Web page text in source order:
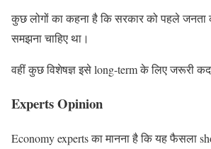
कुछ लोगों का कहना है कि सरकार को पहले जनता
समझना चाहिए था।
वहीं कुछ विशेषज्ञ इसे long-term के लिए जरूरी
Experts Opinion
Economy experts का मानना है कि यह फैसला